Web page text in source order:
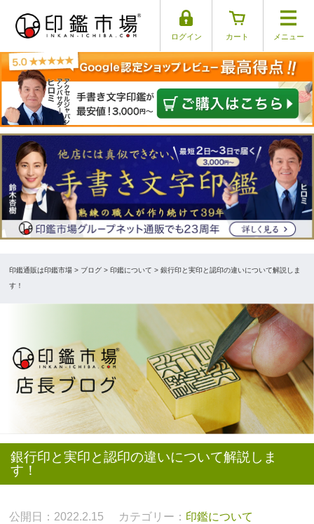
ログイン カート メニュー
印鑑通販は印鑑市場 > ブログ > 印鑑について > 銀行印と実印と認印の違いについて解説しま
す！
銀行印と実印と認印の違いについて解説しま
す！
公開日：2022.2.15 カテゴリー： 印鑑について